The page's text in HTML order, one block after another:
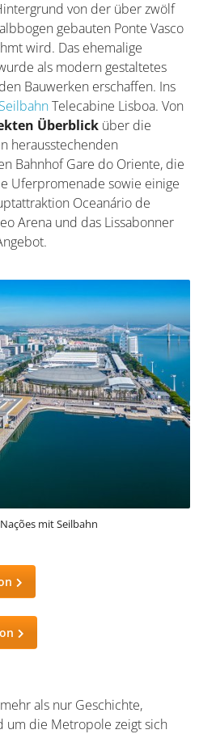
von der über zwölf
gebauten Ponte Vasco
wird. Das ehemalige
als modern gestaltetes
Bauwerken erschaffen. Ins
SeilbahnTelecabine Lisboa. Von
Überblick über die
herausstechenden
Bahnhof Gare do Oriente, die
Uferpromenade sowie einige
Oceanário de
Arena und das Lissabonner
mit Seilbahn
als nur Geschichte,
um die Metropole zeigt sich